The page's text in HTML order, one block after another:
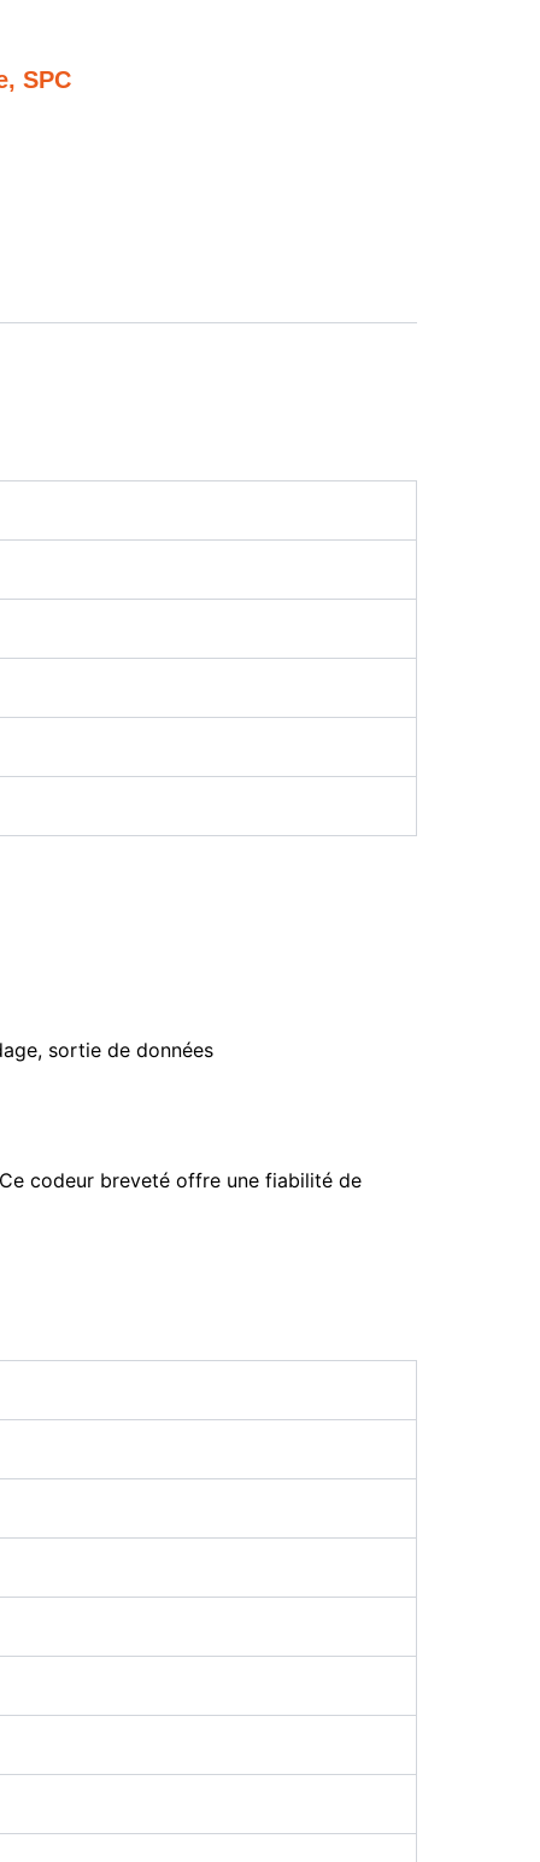
SPC
sortie de données
codeur breveté offre une fiabilité de